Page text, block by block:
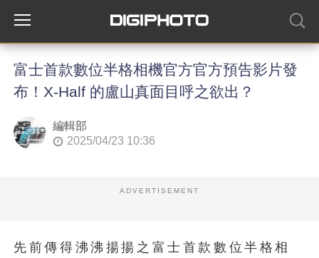
富士首款數位半格相機官方官方預告影片發
布！X-Half 的盧山真面目呼之欲出？
編輯部
2025/04/23 10:36
ADVERTISEMENT
先前傳得沸沸揚揚之富士首款數位半格相